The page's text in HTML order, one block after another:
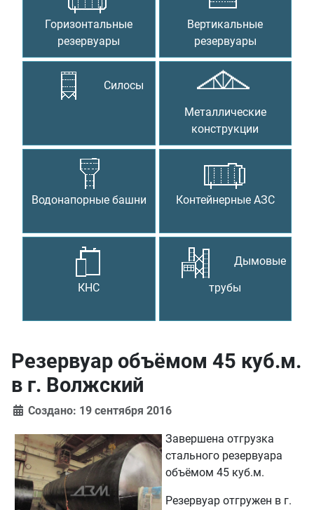
Горизонтальные
резервуары
Вертикальные
резервуары
Силосы
Металлические
конструкции
Водонапорные башни Контейнерные АЗС
КНС
Дымовые
трубы
Резервуар объёмом 45 куб.м.
в г. Волжский
Создано: 19 сентября 2016
Завершена отгрузка
стального резервуара
объёмом 45 куб.м.
Резервуар отгружен в г.